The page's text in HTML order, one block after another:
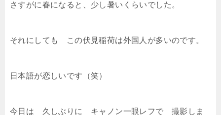
さすがに春になると、少し暑いくらいでした。
それにしても この伏見稲荷は外国人が多いのです。
日本語が恋しいです（笑）
今日は 久しぶりに キャノン一眼レフで 撮影しま